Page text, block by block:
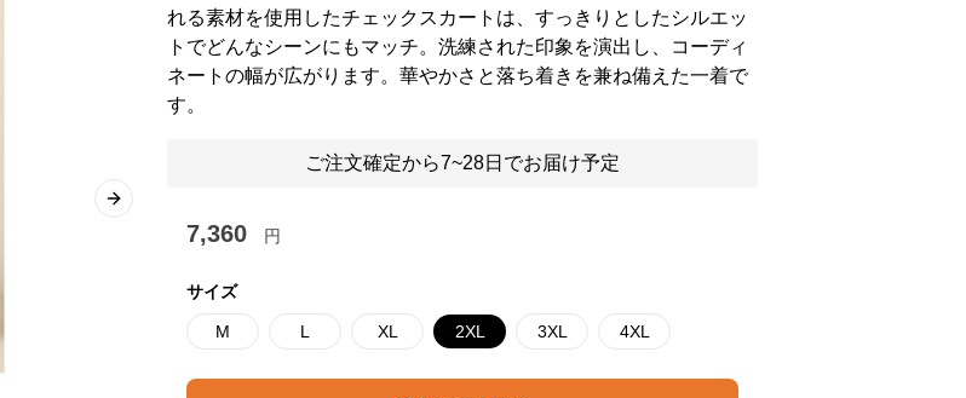
Next slide
れる素材を使用したチェックスカートは、すっきりとしたシルエッ
トでどんなシーンにもマッチ。洗練された印象を演出し、コーディ
ネートの幅が広がります。華やかさと落ち着きを兼ね備えた一着で
す。
ご注文確定から7~28日でお届け予定
7,360 円
サイズ
M L XL 2XL 3XL 4XL